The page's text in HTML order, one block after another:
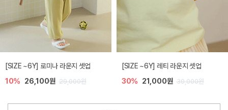
[SIZE ~6Y] 로미나 라운지 셋업
10% 26,100원 29,000원
[SIZE ~6Y] 레티 라운지 셋업
30% 21,000원 30,000원